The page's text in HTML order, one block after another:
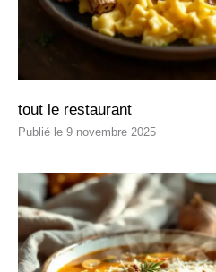
tout le restaurant
9 novembre 2025